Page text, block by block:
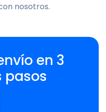
nosotros.
en 3
pasos